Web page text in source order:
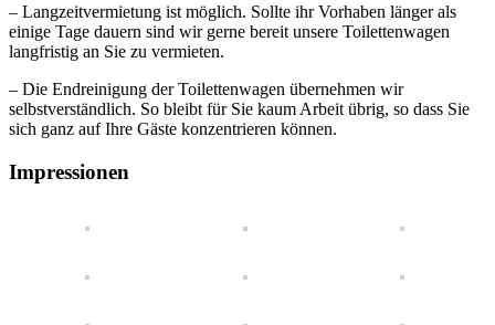
– Langzeitvermietung ist möglich. Sollte ihr Vorhaben länger als
einige Tage dauern sind wir gerne bereit unsere Toilettenwagen
langfristig an Sie zu vermieten.
– Die Endreinigung der Toilettenwagen übernehmen wir
selbstverständlich. So bleibt für Sie kaum Arbeit übrig, so dass Sie
sich ganz auf Ihre Gäste konzentrieren können.
Impressionen